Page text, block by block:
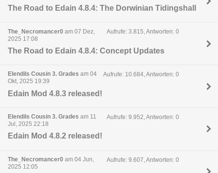
The Road to Edain 4.8.4: The Dorwinian Tidingshall
The_Necromancer0 am 07 Dez,
2025 17:08
Aufrufe: 3.815, Antworten: 0
The Road to Edain 4.8.4: Concept Updates
Elendils Cousin 3. Grades am 04
Okt, 2025 19:39
Aufrufe: 10.684, Antworten: 0
Edain Mod 4.8.3 released!
Elendils Cousin 3. Grades am 11
Jul, 2025 22:18
Aufrufe: 9.952, Antworten: 0
Edain Mod 4.8.2 released!
The_Necromancer0 am 04 Jun,
2025 12:05
Aufrufe: 9.607, Antworten: 0